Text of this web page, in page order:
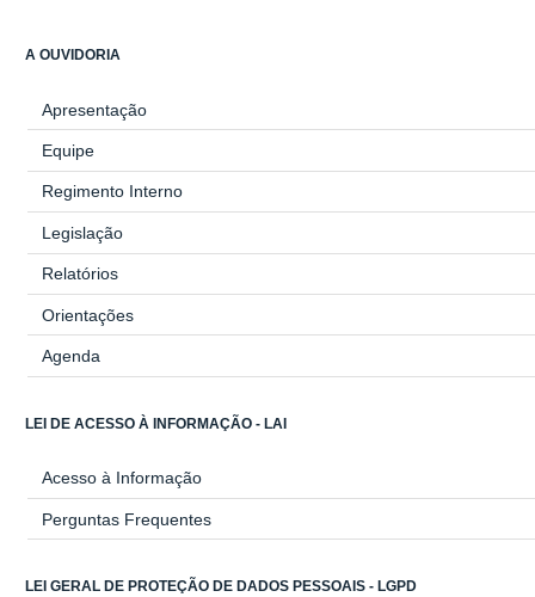
A OUVIDORIA
Apresentação
Equipe
Regimento Interno
Legislação
Relatórios
Orientações
Agenda
LEI DE ACESSO À INFORMAÇÃO - LAI
Acesso à Informação
Perguntas Frequentes
LEI GERAL DE PROTEÇÃO DE DADOS PESSOAIS - LGPD